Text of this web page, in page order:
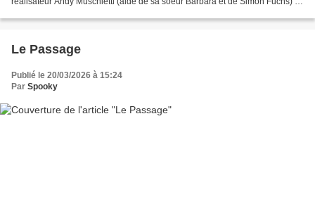
Le Passage
Publié le 20/03/2026 à 15:24
Par Spooky